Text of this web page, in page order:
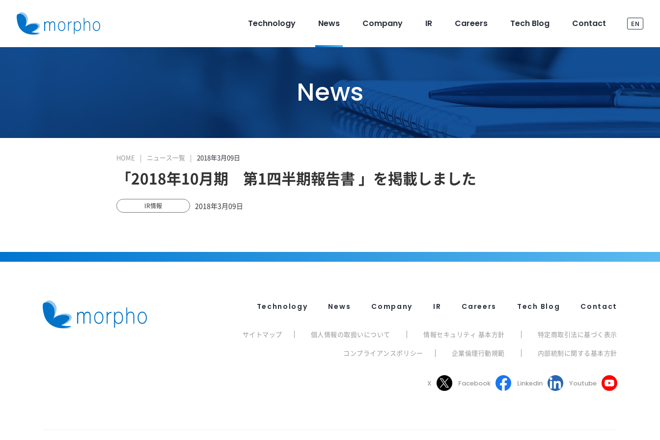
Technology News Company IR Careers Tech Blog Contact EN
News
HOME ニュース一覧 2018年3月09日
「2018年10月期 第1四半期報告書 」を掲載しました
IR情報 2018年3月09日
Technology News Company IR Careers Tech Blog Contact
サイトマップ 個人情報の取扱いについて 情報セキュリティ 基本方針
特定商取引法に基づく表示
コンプライアンスポリシー
企業倫理行動規範 内部統制に関する基本方針
X Facebook Linkedin Youtube